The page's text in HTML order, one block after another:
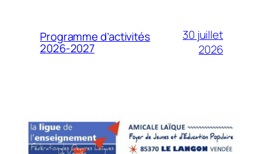
Programme d’activités
2026-2027
30 juillet
2026